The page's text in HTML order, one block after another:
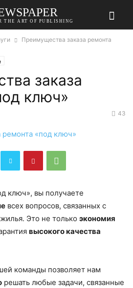
THE ART OF PUBLISHING
Преимущества заказа ремонта
заказа
ключ»
43
ключ», вы получаете
всех вопросов, связанных с
Это не только экономия
высокого качества
команды позволяет нам
решать любые задачи, связанные